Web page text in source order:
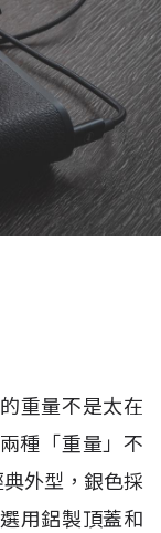
重量不是太在
種「重量」不
外型，銀色採
用鋁製頂蓋和